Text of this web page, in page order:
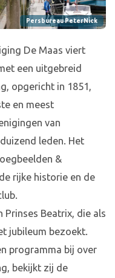
Persbureau PeterNick
De Maas viert
een uitgebreid
opgericht in 1851,
en meest
van
leden. Het
&
rijke historie en de
Beatrix, die als
jubileum bezoekt.
programma bij over
bekijkt zij de